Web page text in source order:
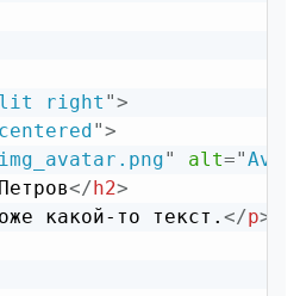
right ">
centered">
img_avatar.png" alt="
</h2>
какой-то текст. </p>